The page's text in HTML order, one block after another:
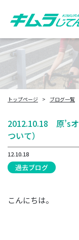
トップページ ブログ一覧
2012.10.18 原’s
ついて）
12.10.18
過去ブログ
こんにちは。